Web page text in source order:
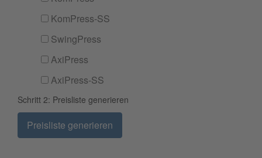
KomPress-SS
SwingPress
AxiPress
AxiPress-SS
Schritt 2: Preisliste generieren